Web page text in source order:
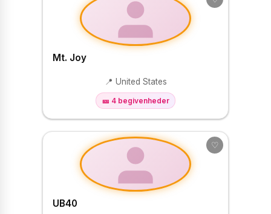
Mt. Joy
📍 United States
🎫 4 begivenheder
UB40
♡